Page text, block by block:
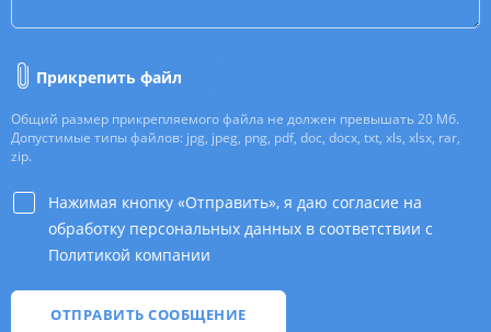
Прикрепить файл
Общий размер прикрепляемого файла не должен превышать 20 Мб.
Допустимые типы файлов: jpg, jpeg, png, pdf, doc, docx, txt, xls, xlsx, rar,
zip.
Нажимая кнопку «Отправить», я даю согласие на
обработку персональных данных в соответствии с
Политикой компании